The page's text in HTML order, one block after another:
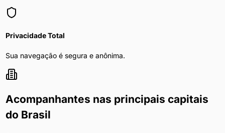
Privacidade Total
Sua navegação é segura e anônima.
Acompanhantes nas principais capitais
do Brasil